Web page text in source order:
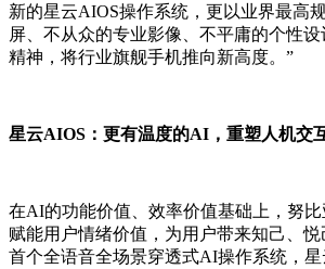
新的星云AIOS操作系统，更以业界最高
屏、不从众的专业影像、不平庸的个性
精神，将行业旗舰手机推向新高度。”
星云AIOS：更有温度的AI，重塑人机交
在AI的功能价值、效率价值基础上，努
赋能用户情绪价值，为用户带来知己、
首个全语音全场景穿透式AI操作系统，